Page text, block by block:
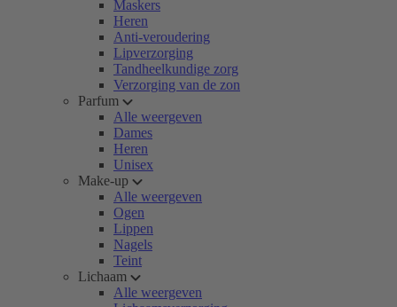
Maskers
Heren
Anti-veroudering
Lipverzorging
Tandheelkundige zorg
Verzorging van de zon
Parfum
Alle weergeven
Dames
Heren
Unisex
Make-up
Alle weergeven
Ogen
Lippen
Nagels
Teint
Lichaam
Alle weergeven